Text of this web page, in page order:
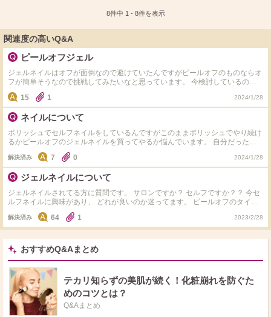
8件中 1 - 8件を表示
関連度の高いQ&A
ピールオフジェル
ジェルネイルはオフが面倒なので避けていたんですがピールオフのものならオ
フが簡単そうなので挑戦してみたいなと思っています。 今検討しているのが
①ペロリン＋セリアなどのカラージェル＋トップジェル ②HOMEIウィークリ
ージェル なのですがどちらがおすすめですか？ 実際に使っている方ペロリン
はどれを使っているかやどれくらいもつか、もっとこうやった方がいいよなど
ありましたら教えてください。お願いします！
15 1 2024/1/28
ネイルについて
ポリッシュでセルフネイルをしているんですがこのままポリッシュでやり続け
るかピールオフのジェルネイルを買ってやるか悩んでいます。 自分だったら
こっちにするとか、ピールオフのジェルネイルを使ったことある方使い心地や
おすすめのメーカーなど教えてください。
解決済み 7 0 2024/1/28
ジェルネイルについて
ジェルネイルされてる方に質問です。 サロンですか？ セルフですか？？ 今セ
ルフネイルに興味があり、 どれが良いのか迷ってます。 ピールオフのタイ
プ、 百均、 シールになったもの…色々ありますよね。 絵心がないので、 上手
く出来るかなと思いますが、 スターターセットを購入しようと思います。 皆
さんのおすすめを教えてください。 (HOMEIが手軽に手に入って気になってい
ます)
解決済み 64 1 2023/2/28
おすすめQ&Aまとめ
テカリ知らずの美肌が続く！化粧崩れを防ぐた
めのコツとは？
Q&Aまとめ